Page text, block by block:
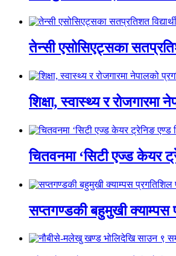
तेन्सी एसोसिएट्सका
शिक्षा, स्वास्थ्य र रोजगारमा
चितवनमा ‘सिटी एज्ड केयर
सप्तगण्डकी बहुमुखी क्याम्पस